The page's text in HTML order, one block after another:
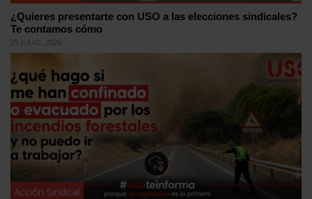
¿Quieres presentarte con USO a las elecciones sindicales?
Te contamos cómo
29 JULIO, 2026
Acción Sindical